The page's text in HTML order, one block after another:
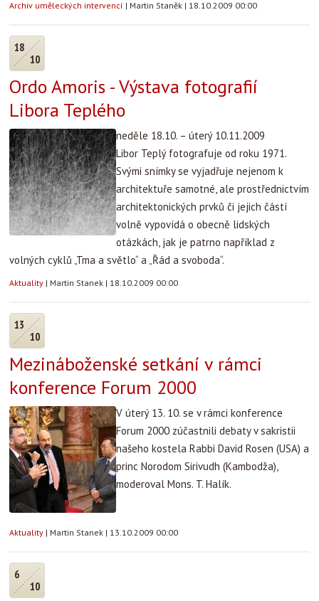
Archiv uměleckých intervencí | Martin Staněk | 18.10.2009 00:00
18
10
Ordo Amoris - Výstava fotografií
Libora Teplého
neděle 18.10. – úterý 10.11.2009
Libor Teplý fotografuje od roku 1971.
Svými snímky se vyjadřuje nejenom k
architektuře samotné, ale prostřednictvím
architektonických prvků či jejich částí
volně vypovídá o obecně lidských
otázkách, jak je patrno například z
volných cyklů „Tma a světlo“ a „Řád a svoboda“.
Aktuality | Martin Stanek | 18.10.2009 00:00
13
10
Mezináboženské setkání v rámci
konference Forum 2000
V úterý 13. 10. se v rámci konference
Forum 2000 zúčastnili debaty v sakristii
našeho kostela Rabbi David Rosen (USA) a
princ Norodom Sirivudh (Kambodža),
moderoval Mons. T. Halík.
Aktuality | Martin Stanek | 13.10.2009 00:00
6
10